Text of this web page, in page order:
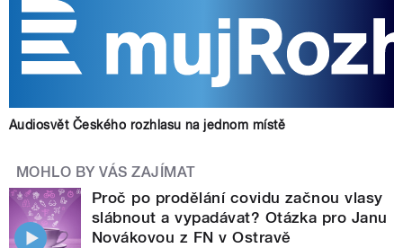
Audiosvět Českého rozhlasu na jednom místě
MOHLO BY VÁS ZAJÍMAT
Proč po prodělání covidu začnou vlasy
slábnout a vypadávat? Otázka pro Janu
Novákovou z FN v Ostravě